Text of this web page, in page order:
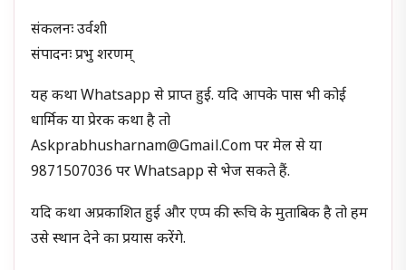
संकलनः उर्वशी
संपादनः प्रभु शरणम्
यह कथा Whatsapp से प्राप्त हुई. यदि आपके पास भी कोई
धार्मिक या प्रेरक कथा है तो
Askprabhusharnam@gmail.com पर मेल से या
9871507036 पर Whatsapp से भेज सकते हैं.
यदि कथा अप्रकाशित हुई और एप्प की रूचि के मुताबिक है तो हम
उसे स्थान देने का प्रयास करेंगे.